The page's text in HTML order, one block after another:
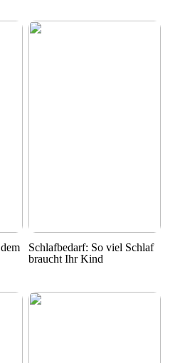
Schlafbedarf: So viel Schlaf
braucht Ihr Kind